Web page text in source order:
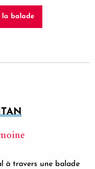
la balade
à travers une balade